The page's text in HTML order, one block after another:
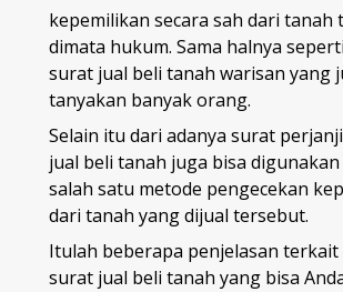
kepemilikan secara sah dari tanah
dimata hukum. Sama halnya
surat jual beli tanah warisan yang
tanyakan banyak orang.
Selain itu dari adanya surat
jual beli tanah juga bisa
salah satu metode pengecekan
dari tanah yang dijual tersebut.
Itulah beberapa penjelasan terkait
surat jual beli tanah yang bisa